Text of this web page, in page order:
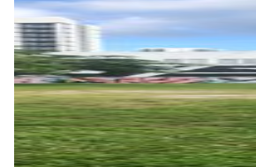
Bar
Camere Multiple
Camerini di prova
Concierge
Cucina